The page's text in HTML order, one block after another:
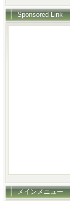
Sponsored Link
メインメニュー